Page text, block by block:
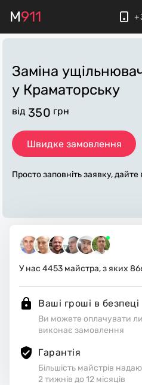
M911
Заміна
у Краматорську
від 350 грн
Швидке замовлення
Просто заповніть заявку, дайте
питання по «заміна
отрібні матеріали. Виконавці
рають робоче місце.
У нас 4453 майстра, з яких
Ваші гроші в безпеці
Ви можете оплачувати
виконає замовлення
Гарантія
Більшість майстрів
2 тижнів до 12 місяців